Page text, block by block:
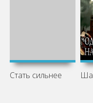
Стать сильнее